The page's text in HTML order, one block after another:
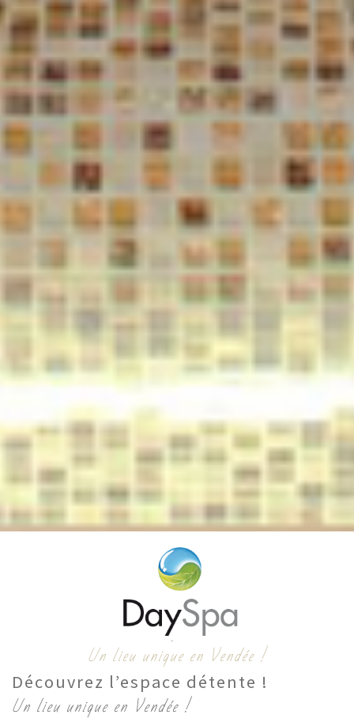
Un lieu unique en Vendée !
Découvrez l’espace détente !
Un lieu unique en Vendée !